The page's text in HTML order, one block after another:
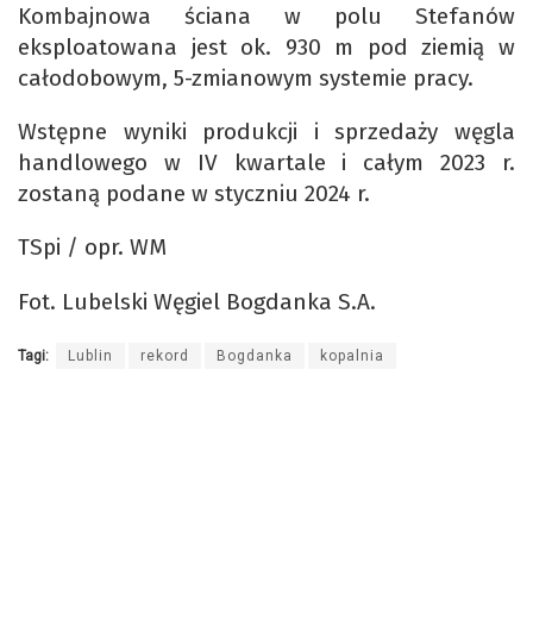
Kombajnowa ściana w polu Stefanów
eksploatowana jest ok. 930 m pod ziemią w
całodobowym, 5-zmianowym systemie pracy.
Wstępne wyniki produkcji i sprzedaży węgla
handlowego w IV kwartale i całym 2023 r.
zostaną podane w styczniu 2024 r.
TSpi / opr. WM
Fot. Lubelski Węgiel Bogdanka S.A.
Tagi: Lublin rekord Bogdanka kopalnia